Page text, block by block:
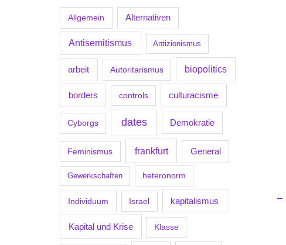
Allgemein Alternativen
Antisemitismus Antizionismus
arbeit Autoritarismus biopolitics
borders controls culturacisme
Cyborgs dates Demokratie
Feminismus frankfurt General
Gewerkschaften heteronorm
Individuum Israel kapitalismus
Kapital und Krise Klasse
←